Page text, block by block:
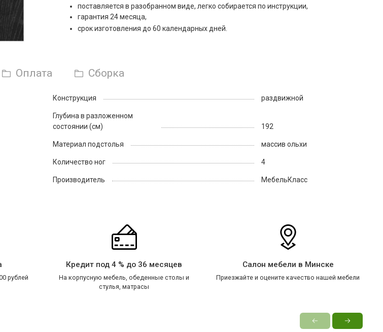
поставляется в разобранном виде, легко собирается по инструкции,
гарантия 24 месяца,
срок изготовления до 60 календарных дней.
Оплата Сборка
Конструкция раздвижной
Глубина в разложенном
состоянии (см)
192
Материал подстолья массив ольхи
Количество ног 4
Производитель МебельКласс
рублей
Кредит под 4 % до 36 месяцев
На корпусную мебель, обеденные столы и
стулья, матрасы
Салон мебели в Минске
Приезжайте и оцените качество нашей мебели